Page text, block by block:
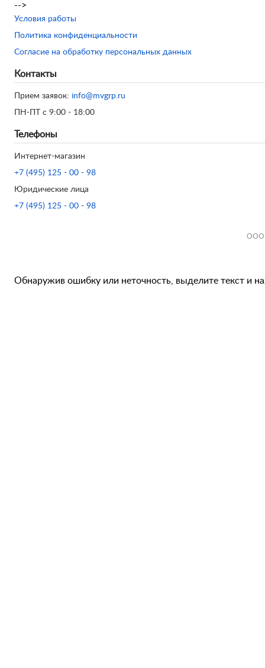
-->
Условия работы
Политика конфиденциальности
Согласие на обработку персональных данных
Контакты
Прием заявок: info@mvgrp.ru
ПН-ПТ с 9:00 - 18:00
Телефоны
Интернет-магазин
+7 (495) 125 - 00 - 98
Юридические лица
+7 (495) 125 - 00 - 98
ООО
Обнаружив ошибку или неточность, выделите текст и